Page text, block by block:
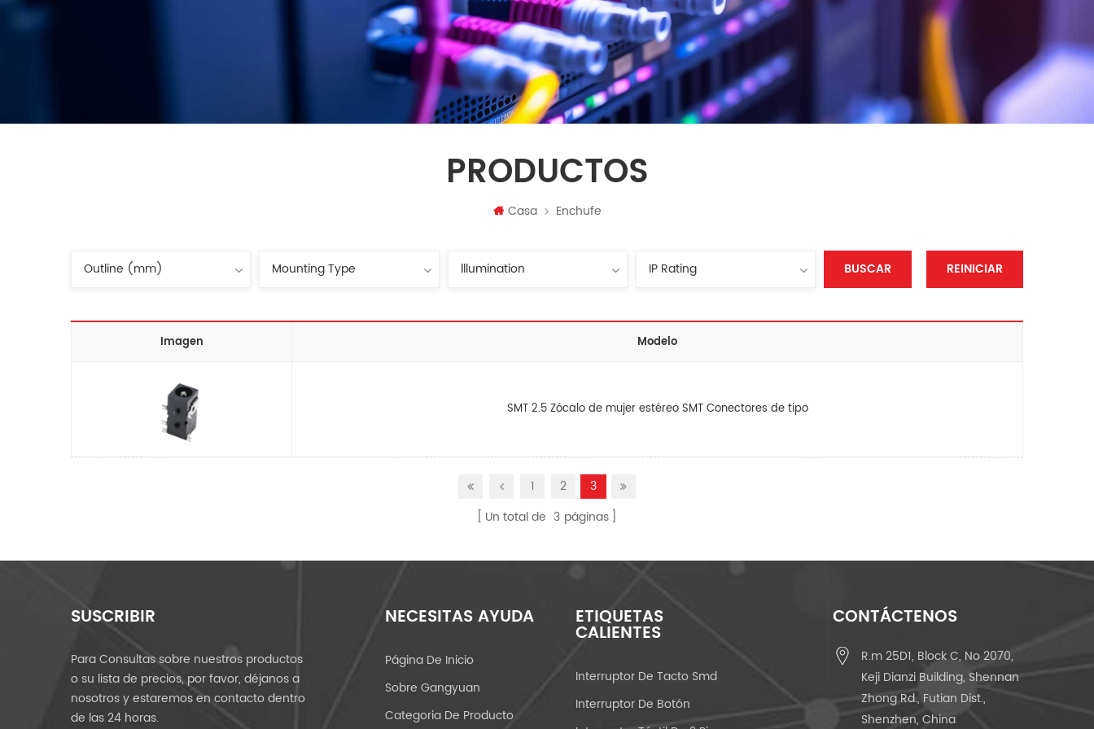
PRODUCTOS
Casa Enchufe
BUSCAR REINICIAR
Imagen Modelo
SMT 2.5 Zócalo de mujer estéreo SMT Conectores de tipo
1 2
3
Un total de 3 páginas
SUSCRIBIR
Para Consultas sobre nuestros productos
o su lista de precios, por favor, déjanos a
nosotros y estaremos en contacto dentro
de las 24 horas.
NECESITAS AYUDA
Página De Inicio
Sobre Gangyuan
Categoria De Producto
ETIQUETAS
CALIENTES
Interruptor De Tacto Smd
Interruptor De Botón
CONTÁCTENOS
R.m 25D1, Block C, No 2070,
Keji Dianzi Building, Shennan
Zhong Rd., Futian Dist.,
Shenzhen, China